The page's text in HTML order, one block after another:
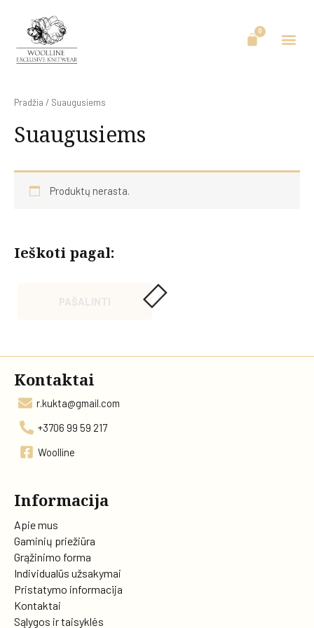
Ieškoti pagal:
Pradžia / Suaugusiems
Suaugusiems
Produktų nerasta.
Kontaktai
r.kukta@gmail.com
+3706 99 59 217
Woolline
Informacija
Apie mus
Gaminių priežiūra
Grąžinimo forma
Individualūs užsakymai
Pristatymo informacija
Kontaktai
Sąlygos ir taisyklės